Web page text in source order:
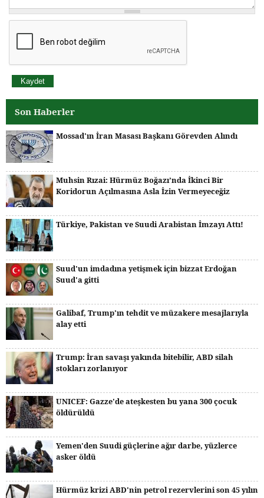
Son Haberler
Mossad'ın İran Masası Başkanı Görevden Alındı
Muhsin Rızai: Hürmüz Boğazı’nda İkinci Bir
Koridorun Açılmasına Asla İzin Vermeyeceğiz
Türkiye, Pakistan ve Suudi Arabistan İmzayı Attı!
Suud'un imdadına yetişmek için bizzat Erdoğan
Suud'a gitti
Galibaf, Trump'ın tehdit ve müzakere mesajlarıyla
alay etti
Trump: İran savaşı yakında bitebilir, ABD silah
stokları zorlanıyor
UNICEF: Gazze'de ateşkesten bu yana 300 çocuk
öldürüldü
Yemen'den Suudi güçlerine ağır darbe, yüzlerce
asker öldü
Hürmüz krizi ABD'nin petrol rezervlerini son 45 yılın